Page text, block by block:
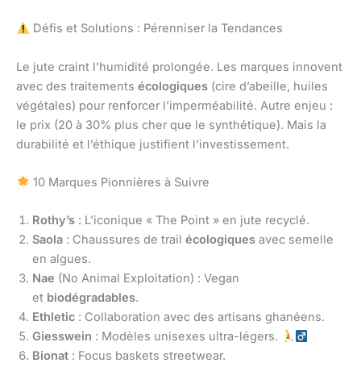
Défis et Solutions : Pérenniser la Tendances
Le jute craint l’humidité prolongée. Les marques innovent
avec des traitements écologiques (cire d’abeille, huiles
végétales) pour renforcer l’imperméabilité. Autre enjeu :
le prix (20 à 30% plus cher que le synthétique). Mais la
durabilité et l’éthique justifient l’investissement.
10 Marques Pionnières à Suivre
Rothy’s : L’iconique « The Point » en jute recyclé.
Saola : Chaussures de trail écologiques avec semelle
en algues.
Nae (No Animal Exploitation) : Vegan
et biodégradables.
Ethletic : Collaboration avec des artisans ghanéens.
Giesswein : Modèles unisexes ultra-légers.
Bionat : Focus baskets streetwear.